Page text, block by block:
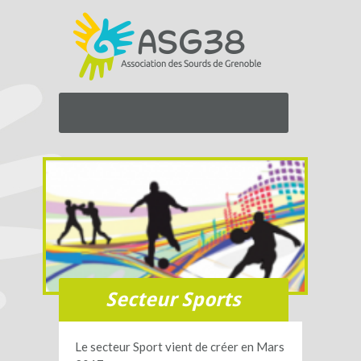
Secteur Sports
Le secteur Sport vient de créer en Mars